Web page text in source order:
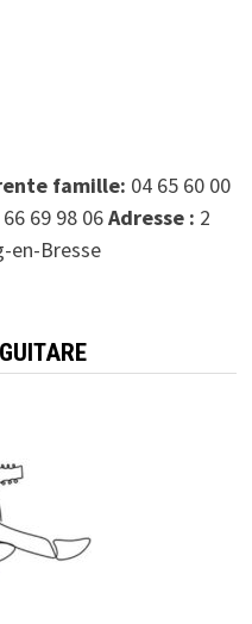
17h
famille: 04 65 60 00
69 98 06Adresse : 2
en-Bresse